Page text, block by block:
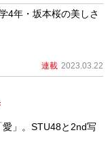
4年・坂本桜の美しさ
連載 2023.03.22
」。STU48と2nd写